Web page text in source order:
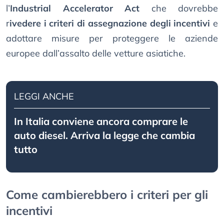
l’Industrial Accelerator Act che dovrebbe
rivedere i criteri di assegnazione degli incentivi e
adottare misure per proteggere le aziende
europee dall’assalto delle vetture asiatiche.
LEGGI ANCHE
In Italia conviene ancora comprare le
auto diesel. Arriva la legge che cambia
tutto
Come cambierebbero i criteri per gli
incentivi